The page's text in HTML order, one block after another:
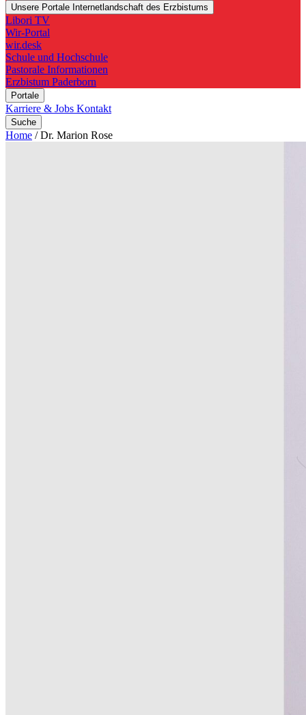
Unsere Portale Internetlandschaft des Erzbistums
Libori TV
Wir-Portal
wir.desk
Schule und Hochschule
Pastorale Informationen
Erzbistum Paderborn
Portale
Karriere & Jobs Kontakt
Suche
Home /Dr. Marion Rose